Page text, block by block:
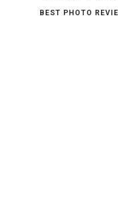
BEST PHOTO